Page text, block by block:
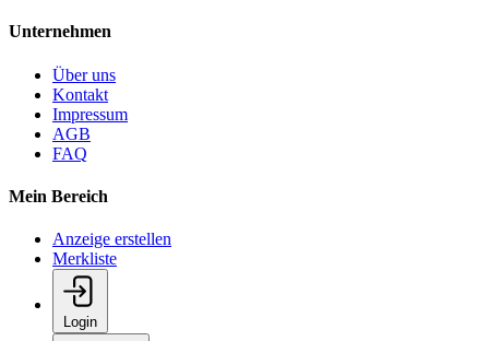
Unternehmen
Über uns
Kontakt
Impressum
AGB
FAQ
Mein Bereich
Anzeige erstellen
Merkliste
Login